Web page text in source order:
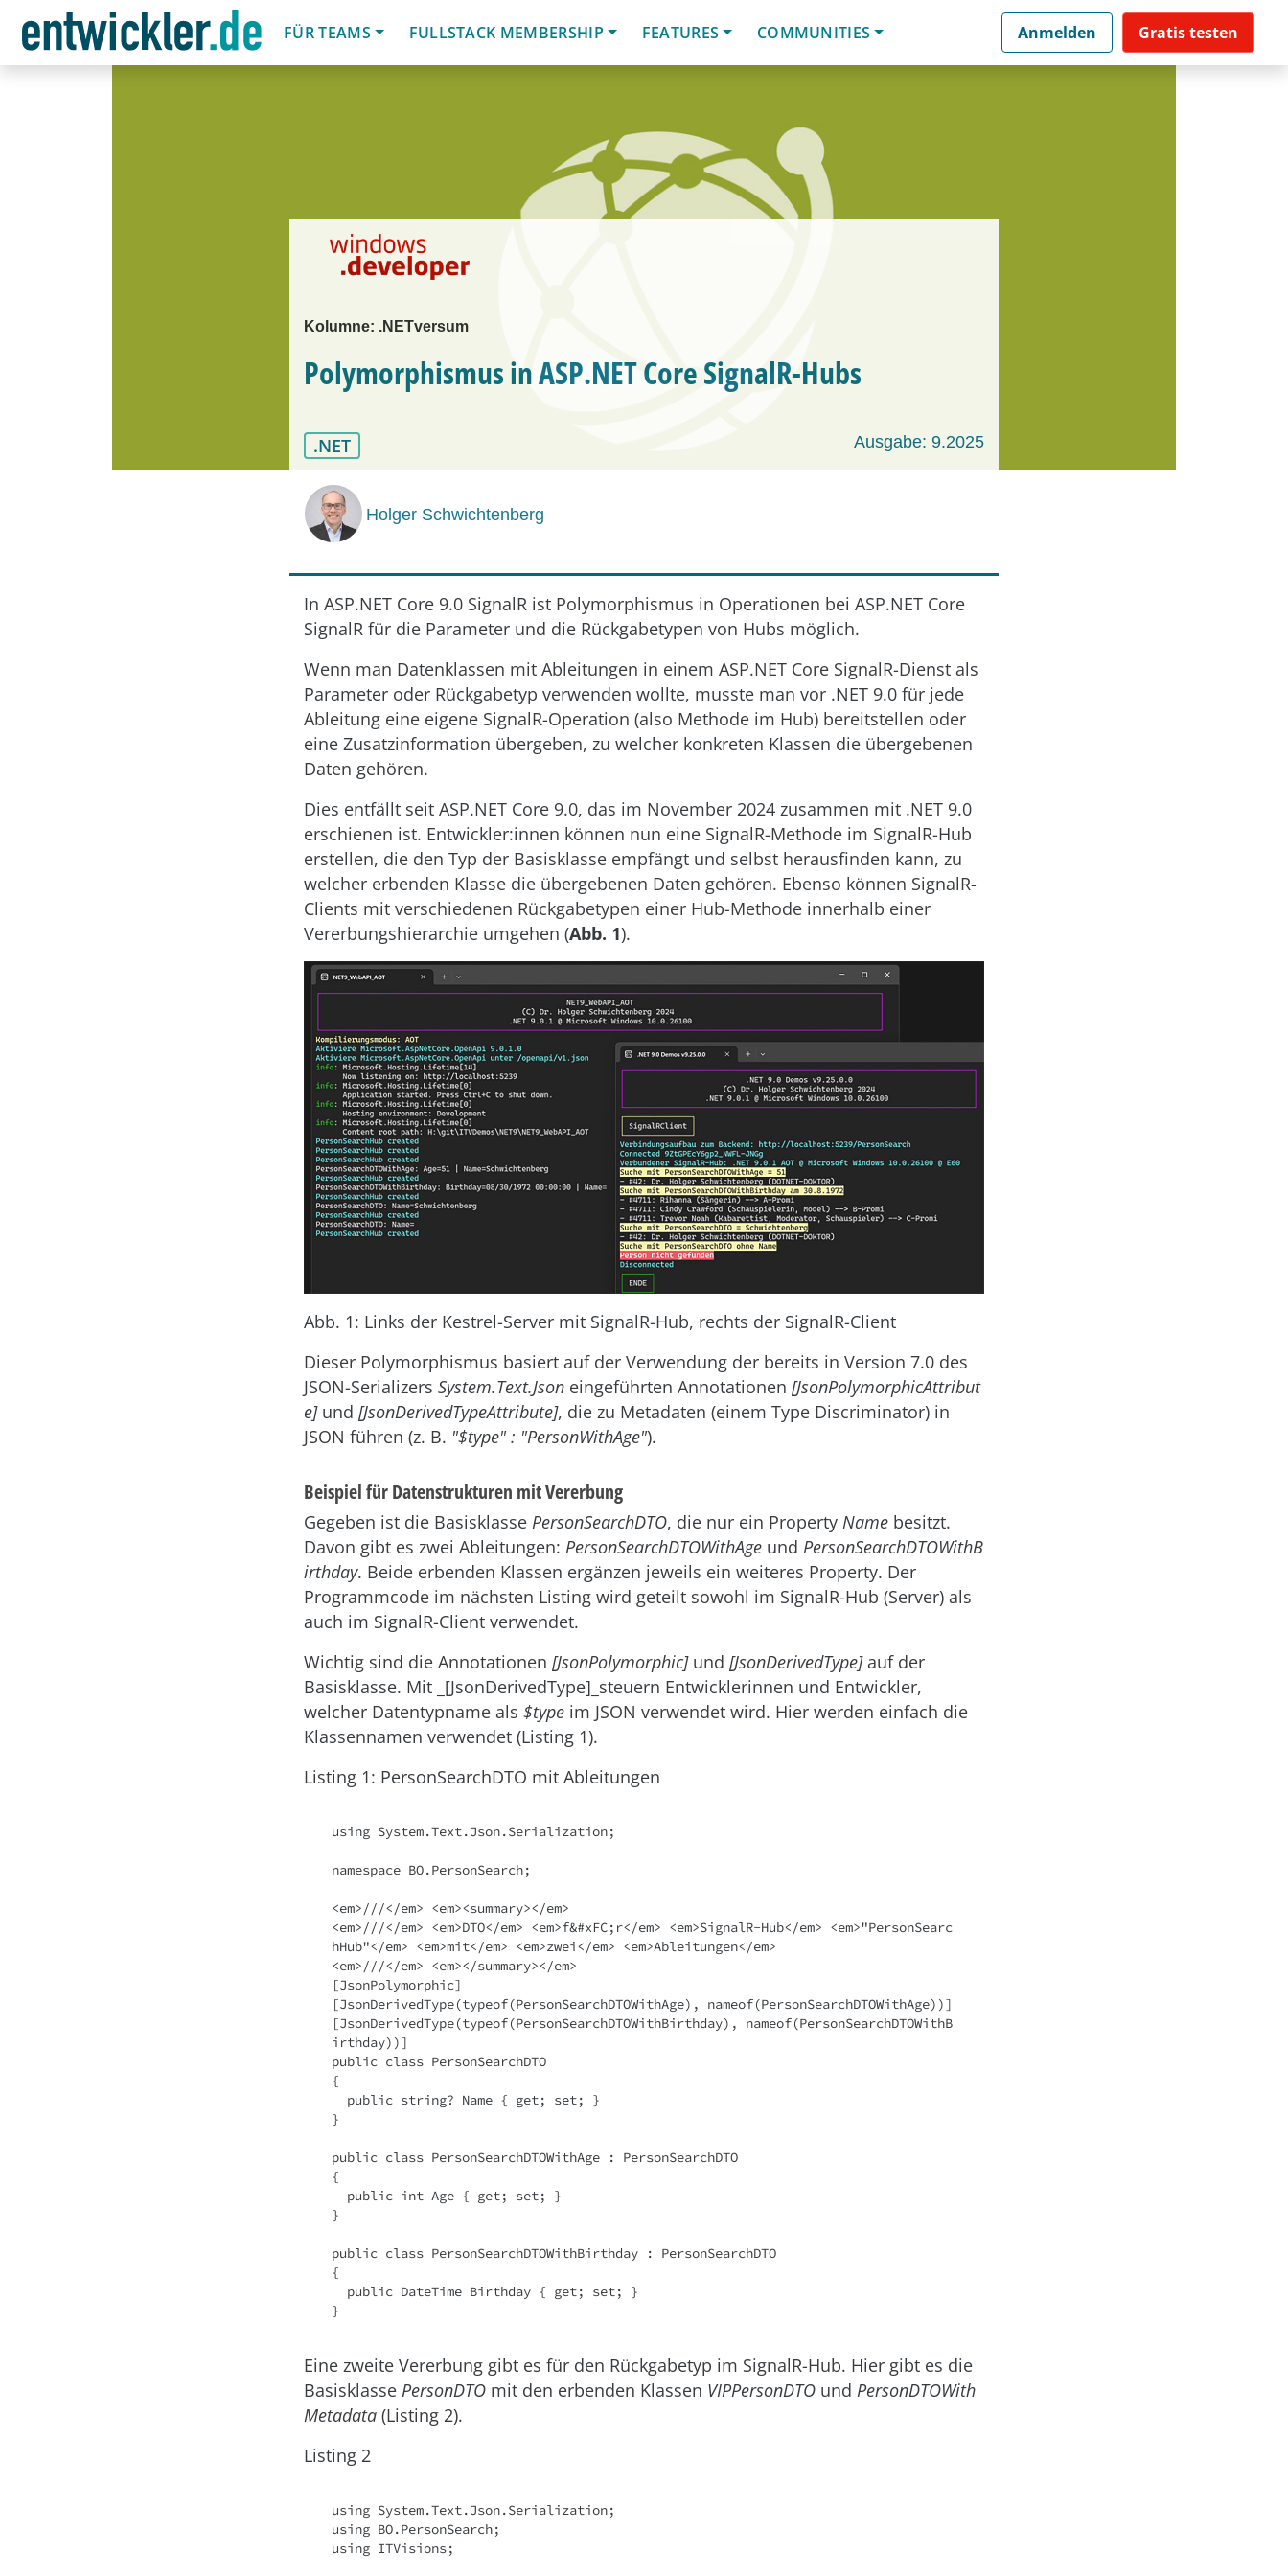
FÜR TEAMS
FULLSTACK MEMBERSHIP FEATURES COMMUNITIES Anmelden Gratis testen
Kolumne: .NETversum
Polymorphismus in ASP.NET Core SignalR-Hubs
.NET Ausgabe: 9.2025
Holger Schwichtenberg
In ASP.NET Core 9.0 SignalR ist Polymorphismus in Operationen bei ASP.NET Core
SignalR für die Parameter und die Rückgabetypen von Hubs möglich.
Wenn man Datenklassen mit Ableitungen in einem ASP.NET Core SignalR-Dienst als
Parameter oder Rückgabetyp verwenden wollte, musste man vor .NET 9.0 für jede
Ableitung eine eigene SignalR-Operation (also Methode im Hub) bereitstellen oder
eine Zusatzinformation übergeben, zu welcher konkreten Klassen die übergebenen
Daten gehören.
Dies entfällt seit ASP.NET Core 9.0, das im November 2024 zusammen mit .NET 9.0
erschienen ist. Entwickler:innen können nun eine SignalR-Methode im SignalR-Hub
erstellen, die den Typ der Basisklasse empfängt und selbst herausfinden kann, zu
welcher erbenden Klasse die übergebenen Daten gehören. Ebenso können SignalR-
Clients mit verschiedenen Rückgabetypen einer Hub-Methode innerhalb einer
Vererbungshierarchie umgehen (Abb. 1).
Abb. 1: Links der Kestrel-Server mit SignalR-Hub, rechts der SignalR-Client
Dieser Polymorphismus basiert auf der Verwendung der bereits in Version 7.0 des
JSON-Serializers System.Text.Json eingeführten Annotationen [JsonPolymorphicAttribut
e]und [JsonDerivedTypeAttribute], die zu Metadaten (einem Type Discriminator) in
JSON führen (z. B. "$type" : "PersonWithAge").
Beispiel für Datenstrukturen mit Vererbung
Gegeben ist die Basisklasse PersonSearchDTO, die nur ein Property Name besitzt.
Davon gibt es zwei Ableitungen: PersonSearchDTOWithAge und PersonSearchDTOWithB
irthday. Beide erbenden Klassen ergänzen jeweils ein weiteres Property. Der
Programmcode im nächsten Listing wird geteilt sowohl im SignalR-Hub (Server) als
auch im SignalR-Client verwendet.
Wichtig sind die Annotationen [JsonPolymorphic]und [JsonDerivedType]auf der
Basisklasse. Mit _[JsonDerivedType]_steuern Entwicklerinnen und Entwickler,
welcher Datentypname als $type im JSON verwendet wird. Hier werden einfach die
Klassennamen verwendet (Listing 1).
Listing 1: PersonSearchDTO mit Ableitungen
using System.Text.Json.Serialization;
namespace BO.PersonSearch;
<em>///</em> <em><summary></em>
<em>///</em> <em>DTO</em> <em>f&#xFC;r</em> <em>SignalR-Hub</em> <em>"PersonSearc
hHub"</em> <em>mit</em> <em>zwei</em> <em>Ableitungen</em>
<em>///</em> <em></summary></em>
[JsonPolymorphic]
[JsonDerivedType(typeof(PersonSearchDTOWithAge), nameof(PersonSearchDTOWithAge))]
[JsonDerivedType(typeof(PersonSearchDTOWithBirthday), nameof(PersonSearchDTOWithB
irthday))]
public class PersonSearchDTO
{
}
public class PersonSearchDTOWithAge : PersonSearchDTO
{
}
public class PersonSearchDTOWithBirthday : PersonSearchDTO
{
Eine zweite Vererbung gibt es für den Rückgabetyp im SignalR-Hub. Hier gibt es die
Basisklasse PersonDTO mit den erbenden Klassen VIPPersonDTO und PersonDTOWith
Metadata (Listing 2).
Listing 2
using System.Text.Json.Serialization;
using BO.PersonSearch;
using ITVisions;